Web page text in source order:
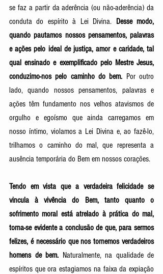
se faz a partir da aderência (ou não-aderência) da
conduta do espírito à Lei Divina.
Desse modo,
quando pautamos nossos pensamentos, palavras
e ações pelo ideal de justiça, amor e caridade, tal
qual ensinado e exemplificado pelo Mestre Jesus,
conduzimo-nos pelo caminho do bem. Por outro
lado, quando nossos pensamentos, palavras e
ações têm fundamento nos velhos atavismos de
orgulho e egoísmo que ainda carregamos em
nosso íntimo, violamos a Lei Divina e, ao fazê-lo,
trilhamos o caminho do mal, que representa a
ausência temporária do Bem em nossos corações.
Tendo em vista que a verdadeira felicidade se
vincula à vivência do Bem, tanto quanto o
sofrimento moral está atrelado à prática do mal,
torna-se evidente a conclusão de que, para sermos
felizes, é necessário que nos tornemos verdadeiros
homens de bem. Naturalmente, na qualidade de
espíritos que ora estagiamos na faixa da expiação